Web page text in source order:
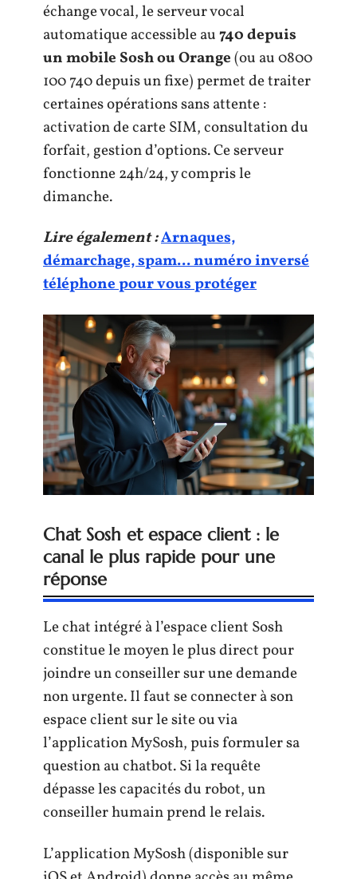
échange vocal, le serveur vocal
automatique accessible au740 depuis
un mobile Sosh ou Orange(ou au 0800
100 740 depuis un fixe) permet de traiter
certaines opérations sans attente :
activation de carte SIM, consultation du
forfait, gestion d’options. Ce serveur
fonctionne 24h/24, y compris le
dimanche.
Lire également :Arnaques,
démarchage, spam... numéro inversé
téléphone pour vous protéger
Chat Sosh et espace client : le
canal le plus rapide pour une
réponse
Le chat intégré à l’espace client Sosh
constitue le moyen le plus direct pour
joindre un conseiller sur une demande
non urgente. Il faut se connecter à son
espace client sur le site ou via
l’application MySosh, puis formuler sa
question au chatbot. Si la requête
dépasse les capacités du robot, un
conseiller humain prend le relais.
L’application MySosh (disponible sur